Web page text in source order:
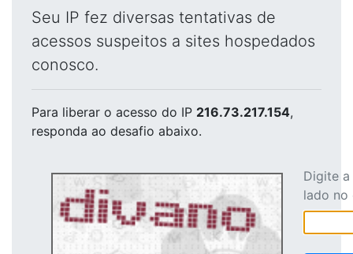
Seu IP fez diversas tentativas de
acessos suspeitos a sites hospedados
conosco.
Para liberar o acesso do IP 216.73.217.154,
responda ao desafio abaixo.
Digite
lado no